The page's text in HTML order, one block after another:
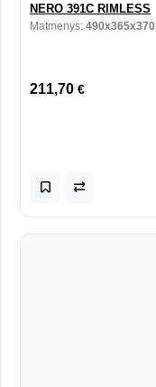
NERO 391C RIMLESS
Matmenys: 490x365x370
211,70 €